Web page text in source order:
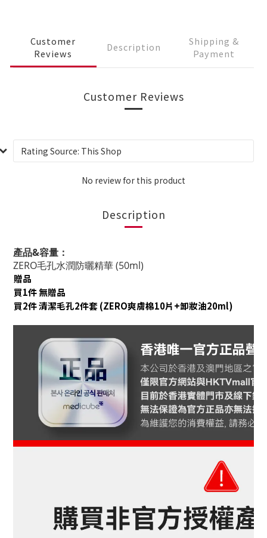
Customer
Reviews
Description
Shipping &
Payment
Customer Reviews
No review for this product
Description
產品&容量：
ZERO毛孔水潤防曬精華 (50ml)
贈品
買1件 無贈品
買2件 清潔毛孔2件套 (ZERO爽膚棉10片+卸妝油20ml)